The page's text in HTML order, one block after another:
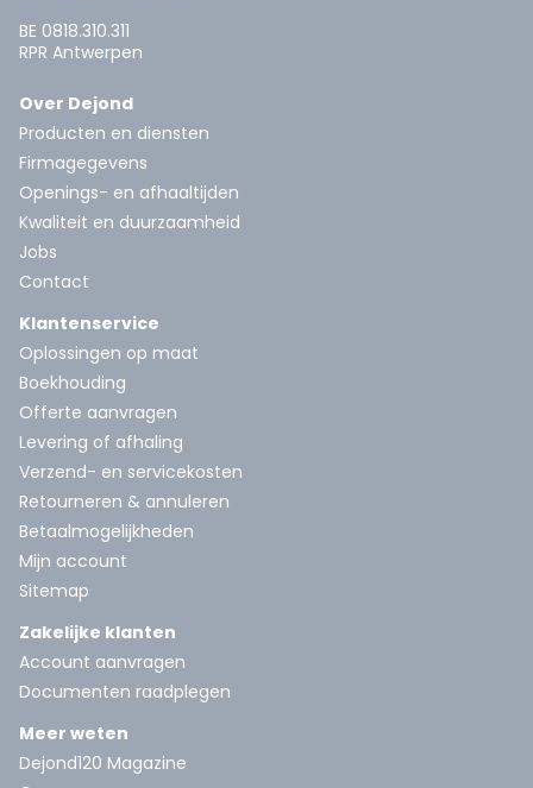
BE 0818.310.311
RPR Antwerpen
Over Dejond
Producten en diensten
Firmagegevens
Openings- en afhaaltijden
Kwaliteit en duurzaamheid
Jobs
Contact
Klantenservice
Oplossingen op maat
Boekhouding
Offerte aanvragen
Levering of afhaling
Verzend- en servicekosten
Retourneren & annuleren
Betaalmogelijkheden
Mijn account
Sitemap
Zakelijke klanten
Account aanvragen
Documenten raadplegen
Meer weten
Dejond120 Magazine